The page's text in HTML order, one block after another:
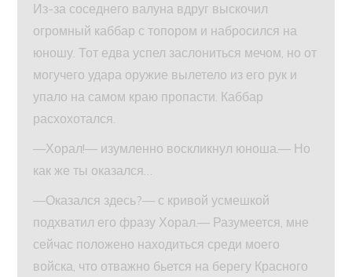
Из-за соседнего валуна вдруг выскочил
огромный каббар с топором и набросился на
юношу. Тот едва успел заслониться мечом, но от
могучего удара оружие вылетело из его рук и
упало на самом краю пропасти. Каббар
расхохотался.
—Хорал!— изумленно воскликнул юноша.— Но
как же ты оказался…
—Оказался здесь?— с кривой усмешкой
подхватил его фразу Хорал.— Разумеется, мне
сейчас положено находиться среди моего
войска, что отважно бьется на берегу Красного